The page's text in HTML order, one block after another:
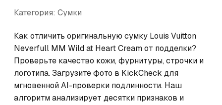
Категория: Сумки
Как отличить оригинальную сумку Louis Vuitton
Neverfull MM Wild at Heart Cream от подделки?
Проверьте качество кожи, фурнитуры, строчки и
логотипа. Загрузите фото в KickCheck для
мгновенной AI-проверки подлинности. Наш
алгоритм анализирует десятки признаков и